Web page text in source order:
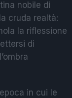
nobile di
cruda realtà:
la riflessione
di
in cui le